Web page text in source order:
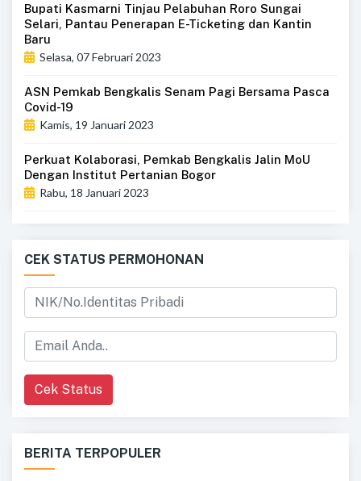
Bupati Kasmarni Tinjau Pelabuhan Roro Sungai
Selari, Pantau Penerapan E-Ticketing dan Kantin
Baru
Selasa, 07 Februari 2023
ASN Pemkab Bengkalis Senam Pagi Bersama Pasca
Covid-19
Kamis, 19 Januari 2023
Perkuat Kolaborasi, Pemkab Bengkalis Jalin MoU
Dengan Institut Pertanian Bogor
Rabu, 18 Januari 2023
CEK STATUS PERMOHONAN
Cek Status
BERITA TERPOPULER